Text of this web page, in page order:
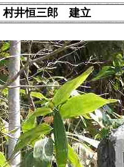
井恒三郎 建立